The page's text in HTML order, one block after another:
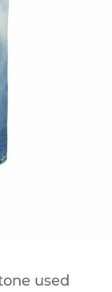
used